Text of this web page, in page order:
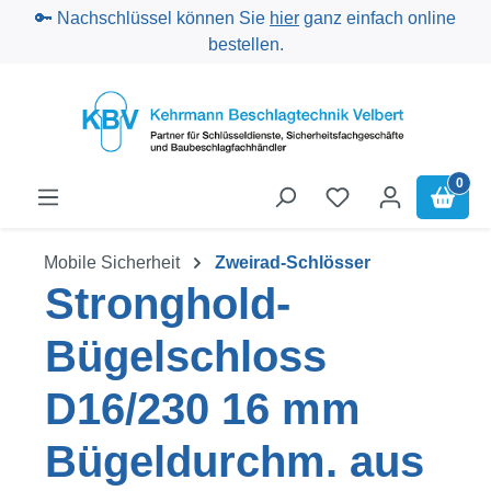
Zum Hauptinhalt springen
🔑 Nachschlüssel können Sie hier ganz einfach online
bestellen.
0
Mobile Sicherheit Zweirad-Schlösser
Stronghold-
Bügelschloss
D16/230 16 mm
Bügeldurchm. aus